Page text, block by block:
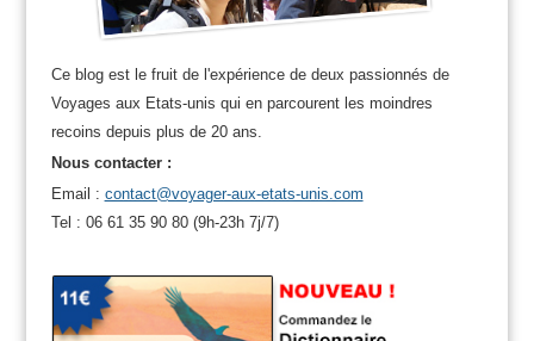
Ce blog est le fruit de l'expérience de deux passionnés de
Voyages aux Etats-unis qui en parcourent les moindres
recoins depuis plus de 20 ans.
Nous contacter :
Email : contact@voyager-aux-etats-unis.com
Tel : 06 61 35 90 80 (9h-23h 7j/7)